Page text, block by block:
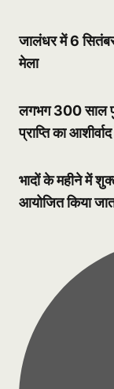
जालंधर में 6 सितंबर
मेला
लगभग 300 साल
प्राप्ति का
भादों के महीने में
आयोजित किया